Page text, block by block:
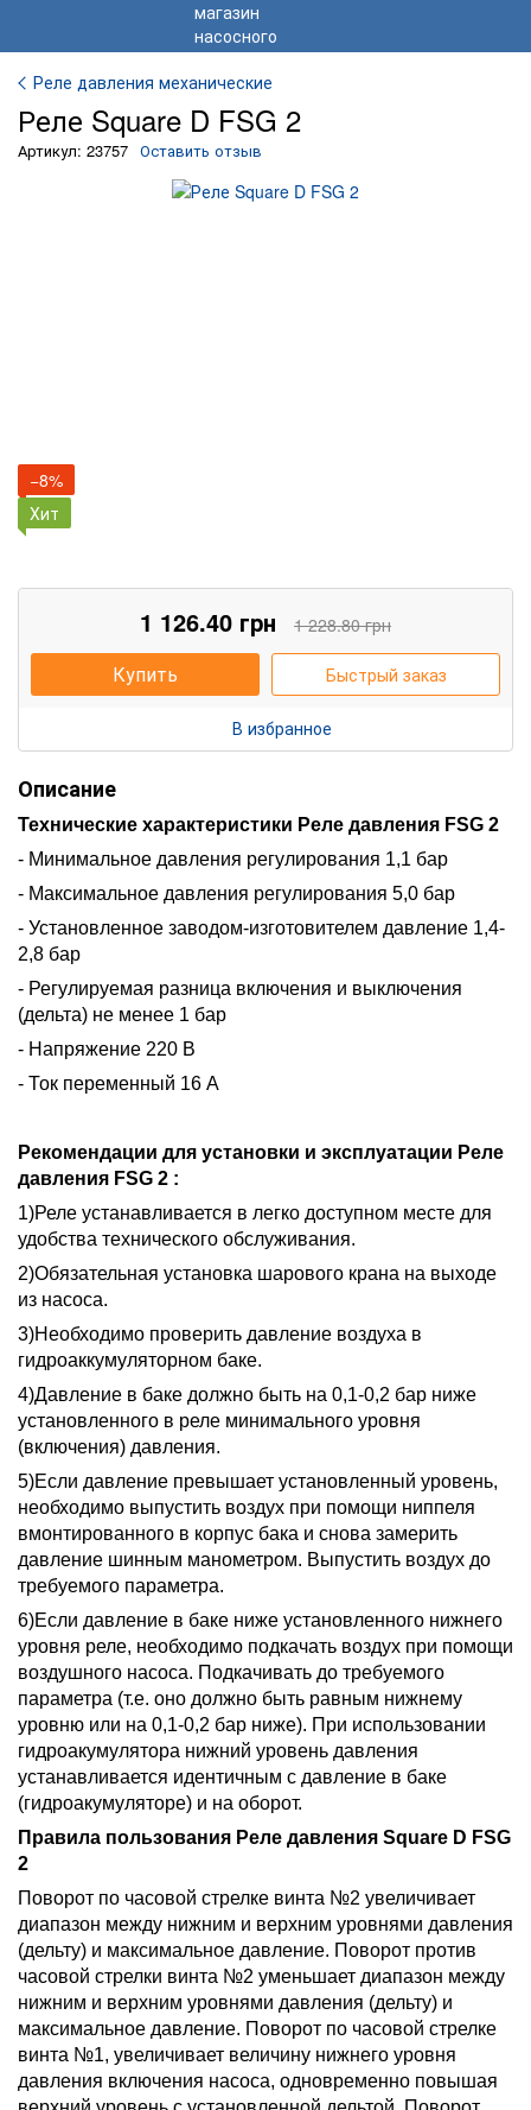
Реле давления механические
Реле Square D FSG 2
Артикул: 23757 Оставить отзыв
−8%
Хит
1 126.40 грн 1 228.80грн
Купить Быстрый заказ
В избранное
Описание
Технические характеристики Реле давления FSG 2
- Минимальное давления регулирования 1,1 бар
- Максимальное давления регулирования 5,0 бар
- Установленное заводом-изготовителем давление 1,4-
2,8 бар
- Регулируемая разница включения и выключения
(дельта) не менее 1 бар
- Напряжение 220 В
- Ток переменный 16 А
Рекомендации для установки и эксплуатации Реле
давления FSG 2 :
1)Реле устанавливается в легко доступном месте для
удобства технического обслуживания.
2)Обязательная установка шарового крана на выходе
из насоса.
3)Необходимо проверить давление воздуха в
гидроаккумуляторном баке.
4)Давление в баке должно быть на 0,1-0,2 бар ниже
установленного в реле минимального уровня
(включения) давления.
5)Если давление превышает установленный уровень,
необходимо выпустить воздух при помощи ниппеля
вмонтированного в корпус бака и снова замерить
давление шинным манометром. Выпустить воздух до
требуемого параметра.
6)Если давление в баке ниже установленного нижнего
уровня реле, необходимо подкачать воздух при помощи
воздушного насоса. Подкачивать до требуемого
параметра (т.е. оно должно быть равным нижнему
уровню или на 0,1-0,2 бар ниже). При использовании
гидроакумулятора нижний уровень давления
устанавливается идентичным с давление в баке
(гидроакумуляторе) и на оборот.
Правила пользования Реле давления Square D FSG
2
Поворот по часовой стрелке винта №2 увеличивает
диапазон между нижним и верхним уровнями давления
(дельту) и максимальное давление. Поворот против
часовой стрелки винта №2 уменьшает диапазон между
нижним и верхним уровнями давления (дельту) и
максимальное давление. Поворот по часовой стрелке
винта №1, увеличивает величину нижнего уровня
давления включения насоса, одновременно повышая